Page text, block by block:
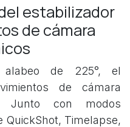
estabilizador
de cámara
de 225°, el
de cámara
Junto con modos
QuickShot, Timelapse,